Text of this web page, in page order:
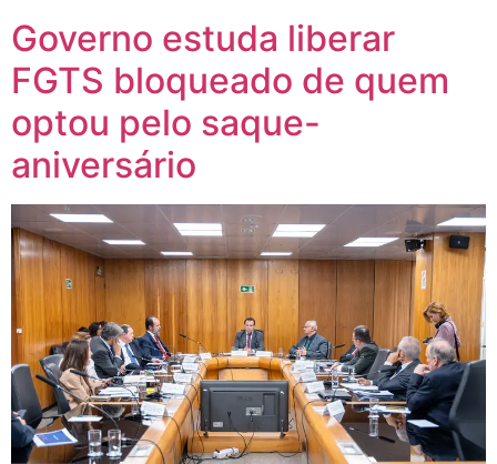
Governo estuda liberar
FGTS bloqueado de quem
optou pelo saque-
aniversário